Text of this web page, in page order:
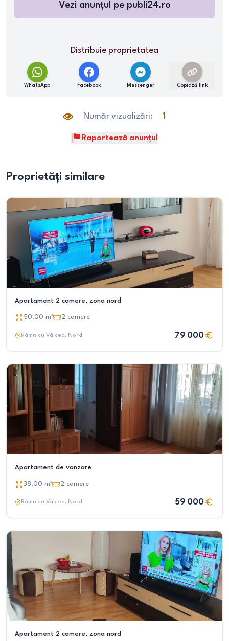
Vezi anunțul pe publi24.ro
Distribuie proprietatea
WhatsApp Facebook Messenger Copiază link
Număr vizualizări: 1
Raportează anunțul
Proprietăți similare
Apartament 2 camere, zona nord
50.00 m² 2 camere
Râmnicu Vâlcea, Nord 79 000
Apartament de vanzare
38.00 m² 2 camere
Râmnicu Vâlcea, Nord 59 000
Apartament 2 camere, zona nord